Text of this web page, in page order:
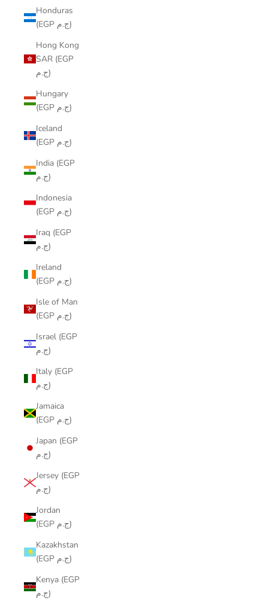
Honduras
(EGP ج.م)
Hong Kong
SAR (EGP
ج.م)
Hungary
(EGP ج.م)
Iceland
(EGP ج.م)
India (EGP
ج.م)
Indonesia
(EGP ج.م)
Iraq (EGP
ج.م)
Ireland
(EGP ج.م)
Isle of Man
(EGP ج.م)
Israel (EGP
ج.م)
Italy (EGP
ج.م)
Jamaica
(EGP ج.م)
Japan (EGP
ج.م)
Jersey (EGP
ج.م)
Jordan
(EGP ج.م)
Kazakhstan
(EGP ج.م)
Kenya (EGP
ج.م)